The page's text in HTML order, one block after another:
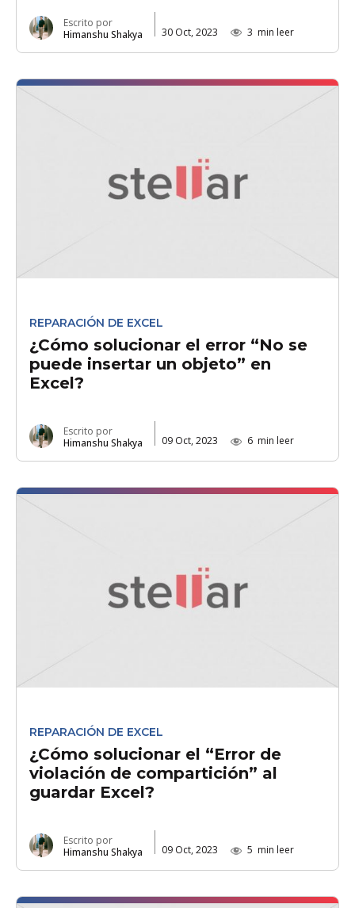
Escrito por
Himanshu Shakya
30 Oct, 2023 3 min leer
REPARACIÓN DE EXCEL
¿Cómo solucionar el error “No se
puede insertar un objeto” en
Excel?
Escrito por
Himanshu Shakya
09 Oct, 2023 6 min leer
REPARACIÓN DE EXCEL
¿Cómo solucionar el “Error de
violación de compartición” al
guardar Excel?
Escrito por
Himanshu Shakya
09 Oct, 2023 5 min leer